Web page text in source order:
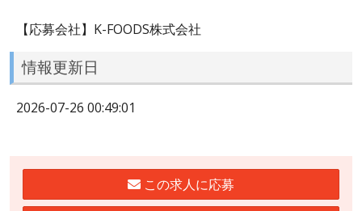
【応募会社】K-FOODS株式会社
情報更新日
2026-07-26 00:49:01
この求人に応募